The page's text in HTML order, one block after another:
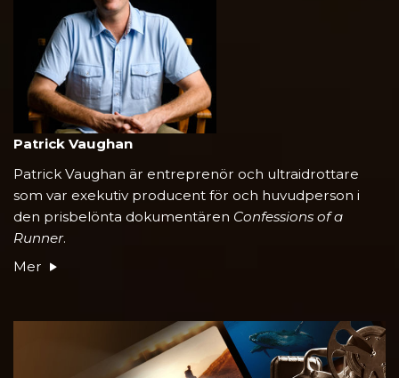
Patrick Vaughan
Patrick Vaughan är entreprenör och ultraidrottare
som var exekutiv producent för och huvudperson i
den prisbelönta dokumentären Confessions of a
Runner.
Mer